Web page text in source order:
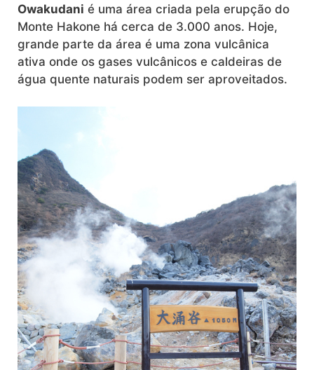
Owakudani é uma área criada pela erupção do
Monte Hakone há cerca de 3.000 anos. Hoje,
grande parte da área é uma zona vulcânica
ativa onde os gases vulcânicos e caldeiras de
água quente naturais podem ser aproveitados.